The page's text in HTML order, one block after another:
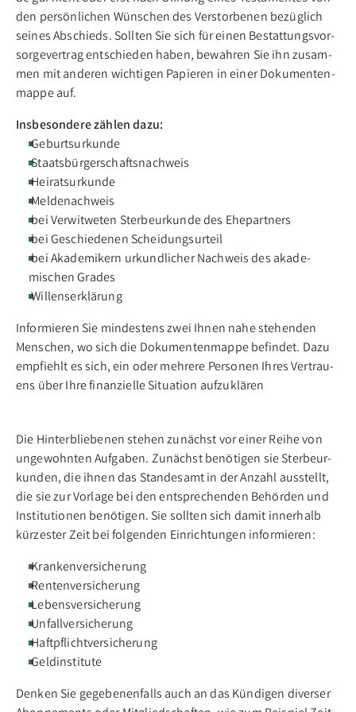
den per­sön­li­chen Wün­schen des Ver­stor­be­nen be­züg­lich
sei­nes Ab­schieds. Sol­lten Sie sich für ein­en Be­stat­tungs­vor­
sor­ge­ver­trag entschieden haben, be­wah­ren Sie ihn zu­sam­
men mit an­de­ren wich­ti­gen Pa­pie­ren in ei­ner Do­ku­men­ten­
map­pe auf.
Insbesondere zählen dazu:
Geburtsurkunde
Staatsbürger­schafts­nachweis
Heiratsurkunde
Meldenachweis
bei Verwitweten Sterbe­urkunde des Ehe­partners
bei Geschiedenen Scheidungsurteil
bei Akademikern urkundlicher Nachweis des akade­
mischen Grades
Willenserklärung
In­for­mie­ren Sie min­des­tens zwei Ih­nen na­he ste­hen­den
Men­schen, wo sich die Do­ku­men­ten­map­pe be­fin­det. Da­zu
emp­fiehlt es sich, ein oder meh­re­re Per­so­nen Ih­res Ver­trau­
ens über Ih­re fi­nan­zi­el­le Si­tua­ti­on auf­zu­klä­ren
Die Hin­ter­blie­be­nen ste­hen zu­nächst vor ei­ner Rei­he von
un­ge­wohn­ten Auf­ga­ben. Zu­nächst be­nö­ti­gen sie Ster­be­ur­
kun­den, die ih­nen das Stan­des­amt in der An­zahl aus­stellt,
die sie zur Vor­la­ge bei den ent­spre­chen­den Be­hör­den und
In­sti­tu­tio­nen be­nö­ti­gen. Sie soll­ten sich da­mit in­ner­halb
kür­zes­ter Zeit bei fol­gen­den Ein­rich­tun­gen in­for­mie­ren:
Krankenversicherung
Rentenversicherung
Lebensversicherung
Unfallversicherung
Haftpflichtversicherung
Geldinstitute
Den­ken Sie ge­ge­be­nen­falls auch an das Kün­di­gen di­ver­ser